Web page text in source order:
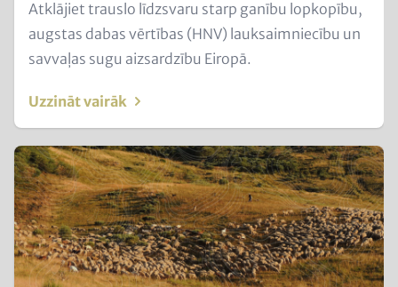
Text
for
Teaser
Metatags
Atklājiet trauslo līdzsvaru starp ganību lopkopību,
augstas dabas vērtības (HNV) lauksaimniecību un
savvaļas sugu aizsardzību Eiropā.
Uzzināt vairāk
Image
(Teaser
only)